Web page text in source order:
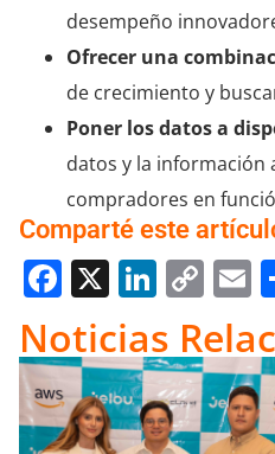
desempeño
Ofrecer una
de crecimiento y
Poner los datos a
datos y la información
compradores en
Comparté este
Facebook
X
Link
Noticias